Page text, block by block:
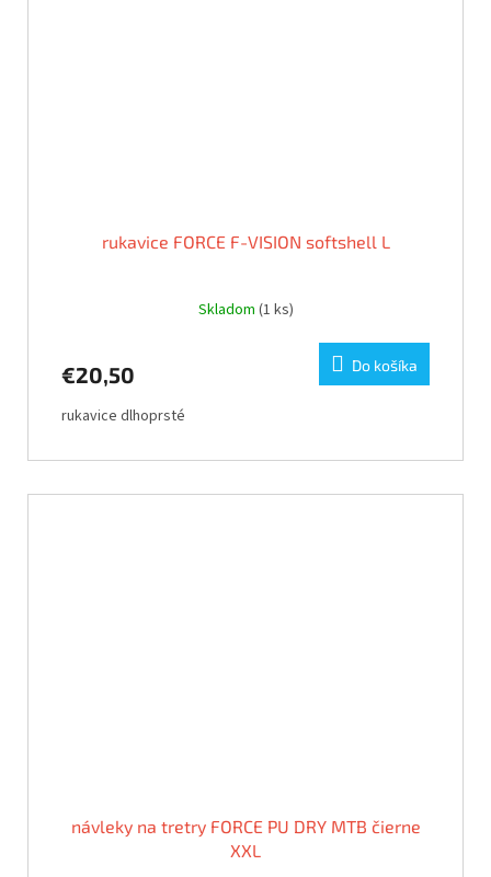
rukavice FORCE F-VISION softshell L
Skladom (1 ks)
€20,50 Do košíka
rukavice dlhoprsté
návleky na tretry FORCE PU DRY MTB čierne
XXL